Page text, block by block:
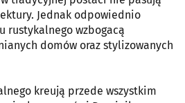
Jednak odpowiednio
rustykalnego wzbogacą
domów oraz stylizowanych
kreują przede wszystkim